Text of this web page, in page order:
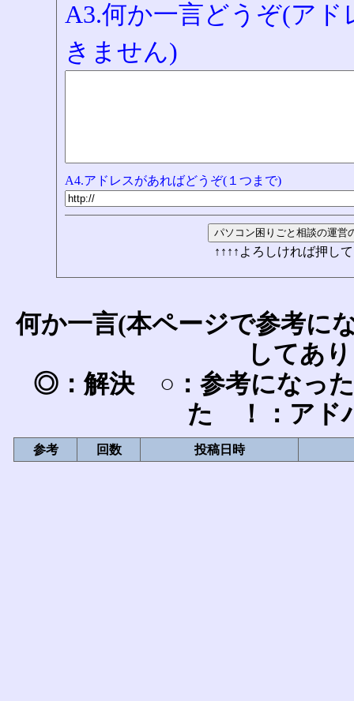
A3.何か一言どうぞ(ア
きません)
A4.アドレスがあればどうぞ(１つまで)
↑↑↑↑よろしければ押し
何か一言(本ページで参考に
してあ
◎：解決 ○：参考になっ
た ！：アド
参考 回数 投稿日時